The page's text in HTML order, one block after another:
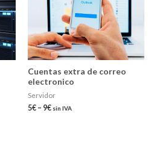
Cuentas extra de correo
electronico
Servidor
5€ – 9€ sin IVA